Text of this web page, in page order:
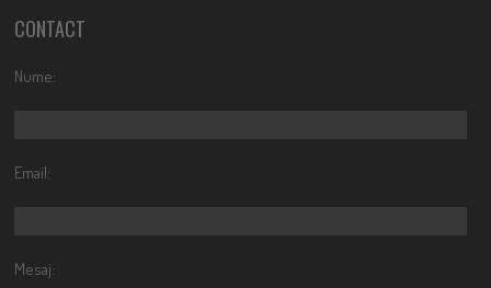
CONTACT
Nume:
Email:
Mesaj: